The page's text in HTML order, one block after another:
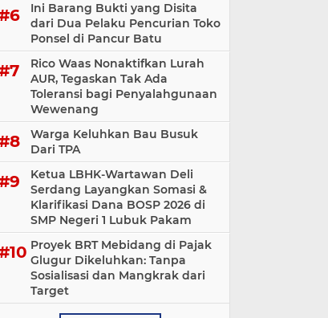
Ini Barang Bukti yang Disita
dari Dua Pelaku Pencurian Toko
Ponsel di Pancur Batu
Rico Waas Nonaktifkan Lurah
AUR, Tegaskan Tak Ada
Toleransi bagi Penyalahgunaan
Wewenang
Warga Keluhkan Bau Busuk
Dari TPA
Ketua LBHK-Wartawan Deli
Serdang Layangkan Somasi &
Klarifikasi Dana BOSP 2026 di
SMP Negeri 1 Lubuk Pakam
​Proyek BRT Mebidang di Pajak
Glugur Dikeluhkan: Tanpa
Sosialisasi dan Mangkrak dari
Target